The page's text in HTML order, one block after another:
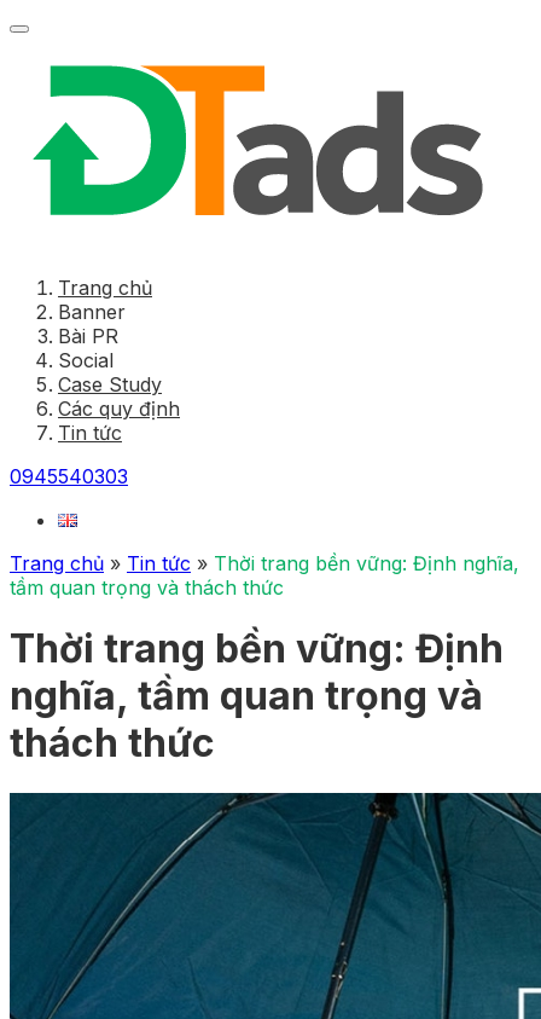
Trang chủ
Banner
Bài PR
Social
Case Study
Các quy định
Tin tức
0945540303
Trang chủ » Tin tức » Thời trang bền vững: Định nghĩa,
tầm quan trọng và thách thức
Thời trang bền vững: Định
nghĩa, tầm quan trọng và
thách thức